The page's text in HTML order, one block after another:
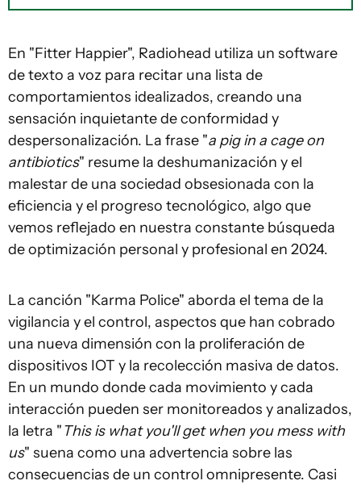
En "Fitter Happier", Radiohead utiliza un software
de texto a voz para recitar una lista de
comportamientos idealizados, creando una
sensación inquietante de conformidad y
despersonalización. La frase "a pig in a cage on
antibiotics" resume la deshumanización y el
malestar de una sociedad obsesionada con la
eficiencia y el progreso tecnológico, algo que
vemos reflejado en nuestra constante búsqueda
de optimización personal y profesional en 2024.
La canción "Karma Police" aborda el tema de la
vigilancia y el control, aspectos que han cobrado
una nueva dimensión con la proliferación de
dispositivos IOT y la recolección masiva de datos.
En un mundo donde cada movimiento y cada
interacción pueden ser monitoreados y analizados,
la letra "This is what you'll get when you mess with
us" suena como una advertencia sobre las
consecuencias de un control omnipresente. Casi